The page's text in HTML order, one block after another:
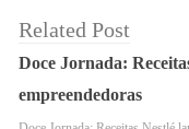
Related Post
Doce Jornada:
empreendedoras